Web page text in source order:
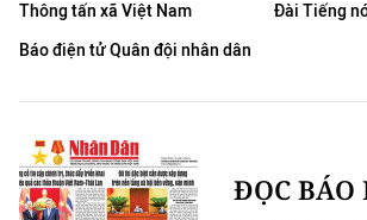
Thông tấn xã Việt Nam
Đài Tiếng
Báo điện tử Quân đội nhân dân
ĐỌC BÁO